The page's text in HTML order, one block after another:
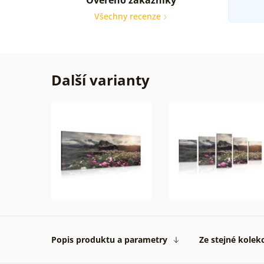
Všechny recenze
Další varianty
Popis produktu a parametry Ze stejné